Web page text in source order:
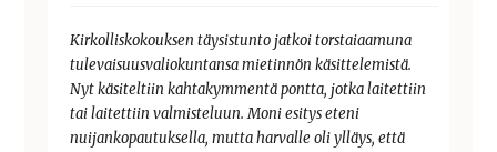
Kirkolliskokouksen täysistunto jatkoi torstaiaamuna
tulevaisuusvaliokuntansa mietinnön käsittelemistä.
Nyt käsiteltiin kahtakymmentä pontta, jotka laitettiin
tai laitettiin valmisteluun. Moni esitys eteni
nuijankopautuksella, mutta harvalle oli ylläys, että